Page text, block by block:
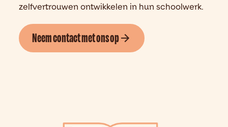
zelfvertrouwen ontwikkelen in hun schoolwerk.
Neem contact met ons op